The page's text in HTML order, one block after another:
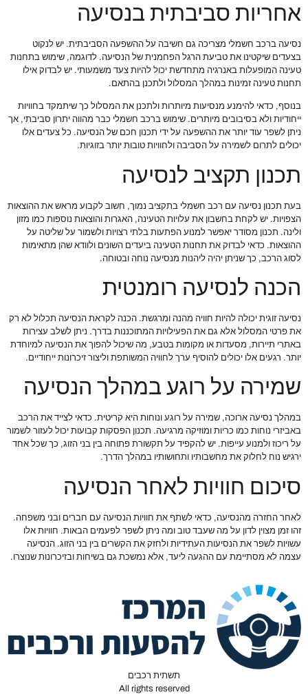
אחריות סביבתית בנסיעה
נסיעה ברכב חשמלי מצריכה גם חשיבה על ההשפעה הסביבתית. יש לנקוט
בצעדים שיקטינו את טביעת הרגל הפחמנית של הנסיעה. לדוגמה, שימוש בתחנות
טעינה המופעלות באנרגיה מתחדשת יכול להיות צעד משמעותי. יש לבדוק אילו
תחנות טעינה זמינות במהלך המסלול ולתכנן בהתאם.
בנוסף, כדאי להימנע מנסיעות מיותרות ולתכנן את המסלול כך שיתמקד בחוויות
ייחודיות ולא בסיבובים מיותרים. שימוש ברכב חשמלי כבר מהווה יתרון סביבתי, אך
ניתן לשפר עוד יותר את ההשפעה על ידי תכנון חכם של הנסיעה. כל צעדים אלו
יכולים לתרום לשמירה על הסביבה ולחוויות טובות יותר בזוגיות.
תכנון תקציב לנסיעה
בעת תכנון נסיעה עם רכב חשמלי בתקציב נמוך, חשוב לקבוע מראש את ההוצאות
הצפויות. יש לקחת בחשבון את עלויות הטעינה, האגרות והוצאות נוספות כמו מזון
ולינה. תכנון מסודר יאפשר למנוע הפתעות בלתי רצויות ולשמור על שליטה על
ההוצאות. כדאי לבדוק את תחנות הטעינה ביעדים השונים ולוודא שהן מתאימות
לסוג הרכב, כך שניתן יהיה ליהנות מנסיעה נוחה ובטוחה.
הכנה לנסיעה רומנטית
נסיעה זוגית יכולה להיות חוויה מהנה ומרגשת. הכנה לקראת הנסיעה תכלול לא רק
את פרטי המסלול אלא גם את הפעילויות המתוכננות בדרך. ניתן לשלב עצירות
באתרי תיירות, מסעדות או מקומות בטבע, מה שיכול להפוך את הנסיעה למיוחדת
יותר. רגעים אלו יכולים להוסיף ערך לחוויה המשותפת וליצור זיכרונות ייחודיים.
שמירה על רוגע במהלך הנסיעה
במהלך נסיעה ארוכה, שמירה על רוגע ונוחות היא קריטית. כדאי לצייד את הרכב
באביזרי נוחות כמו כריות ומוזיקה מרגיעה. תכנון הפסקות קבועות יכול לעזור לשמור
על ריכוז ולמנוע עייפות. יש להקפיד על תקשורת פתוחה בין בני הזוג, כך שכל אחד
ירגיש נוח לחלוק את מחשבותיו ותחושותיו במהלך הדרך.
סיכום חוויות לאחר הנסיעה
לאחר החזרה מהנסיעה, כדאי לשתף את חוויות הנסיעה עם חברים ובני משפחה.
זהו זמן מצוין לדון על מה שעבד טוב ומה ניתן לשפר לפעמים הבאות. חוויות אלו
עשויות לשפר את הנסיעות העתידיות ולחזק את הקשרים בין בני הזוג. הנסיעה
עצמה לא מסתיימת עם ההגעה ליעד, אלא נמשכת גם בשיחות ובזיכרונות שנוצרו.
תשתית רכבים
All rights reserved